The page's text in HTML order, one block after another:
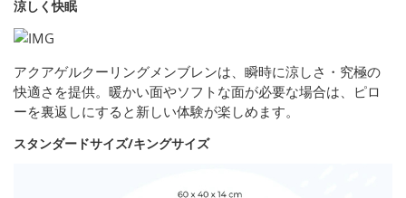
涼しく快眠
アクアゲルクーリングメンブレンは、瞬時に涼しさ・究極の
快適さを提供。暖かい面やソフトな面が必要な場合は、ピロ
ーを裏返しにすると新しい体験が楽しめます。
スタンダードサイズ/キングサイズ